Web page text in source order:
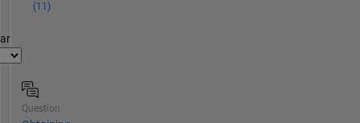
(11)
Question